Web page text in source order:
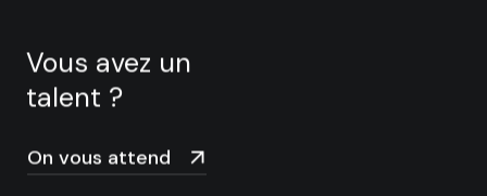
Vous avez un
talent ?
On vous attend